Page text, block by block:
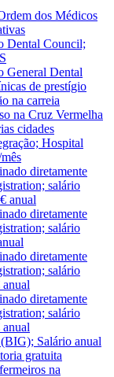
dos Médicos
Dental Council;
General Dental
de prestígio
na carreia
na Cruz Vermelha
cidades
Hospital
diretamente
salário
anual
diretamente
salário
diretamente
salário
diretamente
salário
Salário anual
gratuita
na